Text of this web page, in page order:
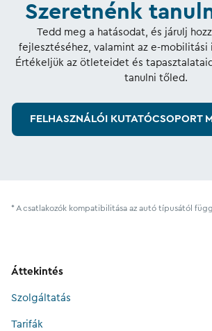
Szeretnénk
Tedd meg a hatásodat, és járulj
fejlesztéséhez, valamint az e-mobilitási
Értékeljük az ötleteidet és
tanulni tőled.
FELHASZNÁLÓI KUTATÓCSOPORT
* A csatlakozók kompatibilitása az autó típusától
Áttekintés
Szolgáltatás
Tarifák